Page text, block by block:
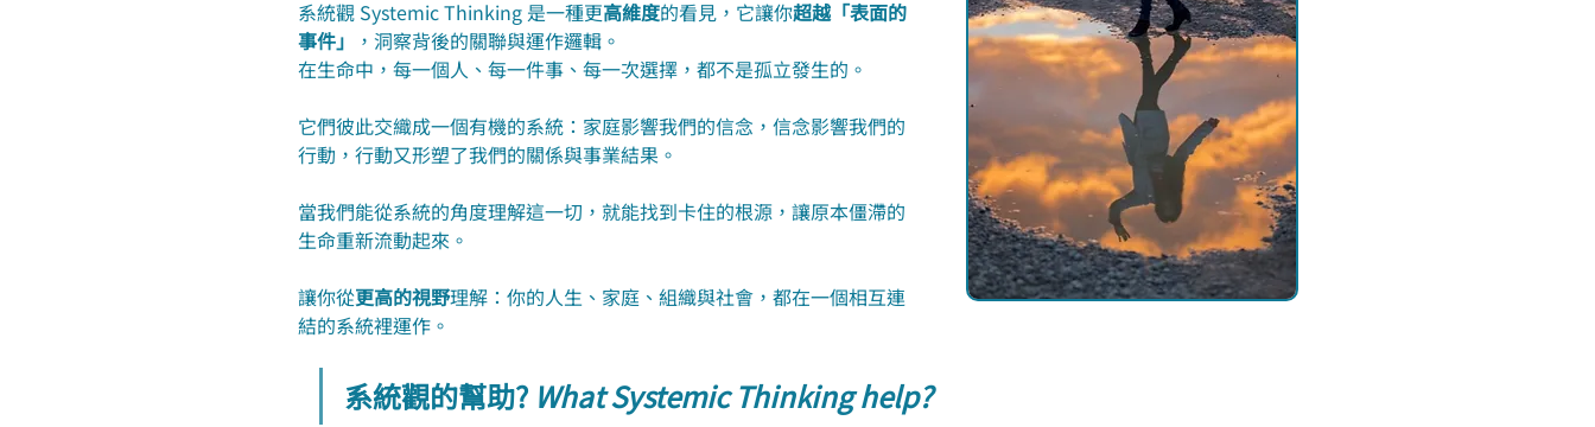
系統觀 Systemic Thinking 是一種更高維度的看見，它讓你超越「表面的
事件」
，洞察背後的關聯與運作邏輯。
在生命中，每一個人、每一件事、每一次選擇，都不是孤立發生的。
它們彼此交織成一個有機的系統：家庭影響我們的信念，信念影響我們的
行動，行動又形塑了我們的關係與事業結果。
當我們能從系統的角度理解這一切，就能找到卡住的根源，讓原本僵滯的
生命重新流動起來。
讓你從更高的視野理解：你的人生、家庭、組織與社會，都在一個相互連
結的系統裡運作。
系統觀的幫助? What Systemic Thinking help?